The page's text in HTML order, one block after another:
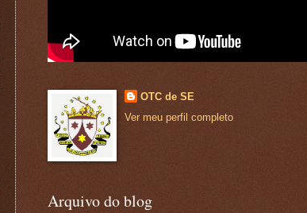
OTC de SE
Ver meu perfil completo
Arquivo do blog